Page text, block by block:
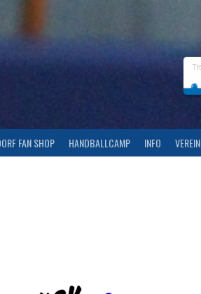
FAN SHOP HANDBALLCAMP INFO VEREIN